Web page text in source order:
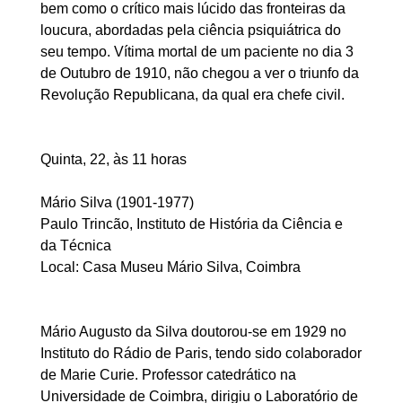
bem como o crítico mais lúcido das fronteiras da
loucura, abordadas pela ciência psiquiátrica do
seu tempo. Vítima mortal de um paciente no dia 3
de Outubro de 1910, não chegou a ver o triunfo da
Revolução Republicana, da qual era chefe civil.
Quinta, 22, às 11 horas
Mário Silva (1901-1977)
Paulo Trincão, Instituto de História da Ciência e
da Técnica
Local: Casa Museu Mário Silva, Coimbra
Mário Augusto da Silva doutorou-se em 1929 no
Instituto do Rádio de Paris, tendo sido colaborador
de Marie Curie. Professor catedrático na
Universidade de Coimbra, dirigiu o Laboratório de